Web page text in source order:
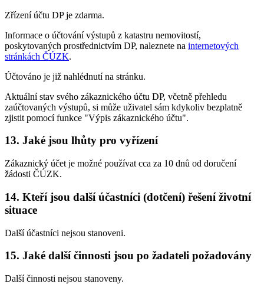
Zřízení účtu DP je zdarma.
Informace o účtování výstupů z katastru nemovitostí,
poskytovaných prostřednictvím DP, naleznete na internetových
stránkách ČÚZK.
Účtováno je již nahlédnutí na stránku.
Aktuální stav svého zákaznického účtu DP, včetně přehledu
zaúčtovaných výstupů, si může uživatel sám kdykoliv bezplatně
zjistit pomocí funkce "Výpis zákaznického účtu".
13. Jaké jsou lhůty pro vyřízení
Zákaznický účet je možné používat cca za 10 dnů od doručení
žádosti ČÚZK.
14. Kteří jsou další účastníci (dotčení) řešení životní
situace
Další účastníci nejsou stanoveni.
15. Jaké další činnosti jsou po žadateli požadovány
Další činnosti nejsou stanoveny.